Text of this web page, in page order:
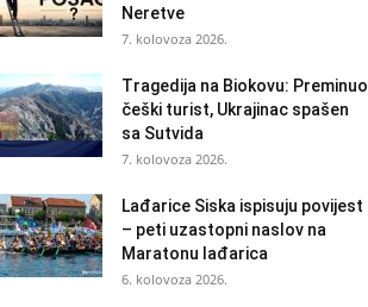
Neretve
7. kolovoza 2026.
Tragedija na Biokovu: Preminuo
češki turist, Ukrajinac spašen
sa Sutvida
7. kolovoza 2026.
Lađarice Siska ispisuju povijest
– peti uzastopni naslov na
Maratonu lađarica
6. kolovoza 2026.